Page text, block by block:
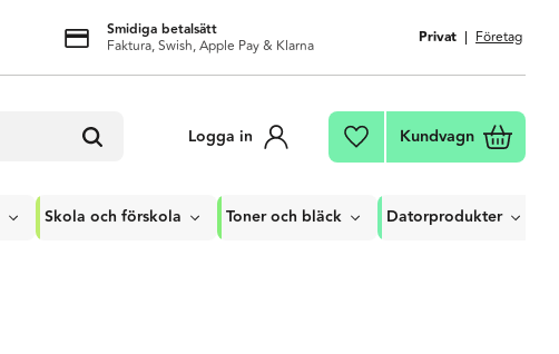
Smidiga betalsätt
Faktura, Swish, Apple Pay & Klarna Privat Företag
Logga in Favoriter
Kundvagn
Skola och förskola Toner och bläck Datorprodukter